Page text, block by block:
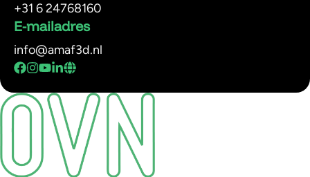
+31 6 24768160
E-mailadres
info@amaf3d.nl